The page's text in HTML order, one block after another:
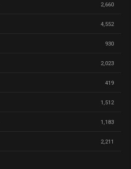
2,660
4,552
930
2,023
419
1,512
1,183
2,211